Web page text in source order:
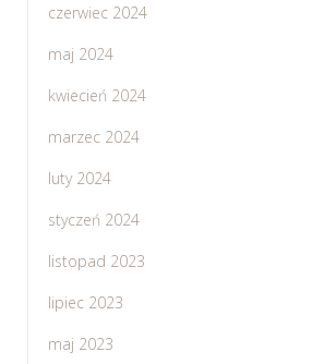
czerwiec 2024
maj 2024
kwiecień 2024
marzec 2024
luty 2024
styczeń 2024
listopad 2023
lipiec 2023
maj 2023